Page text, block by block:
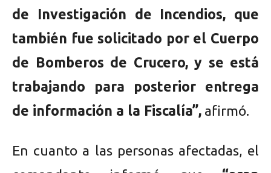
de Investigación de Incendios, que
también fue solicitado por el Cuerpo
de Bomberos de Crucero, y se está
trabajando para posterior entrega
de información a la Fiscalía”, afirmó.
En cuanto a las personas afectadas, el